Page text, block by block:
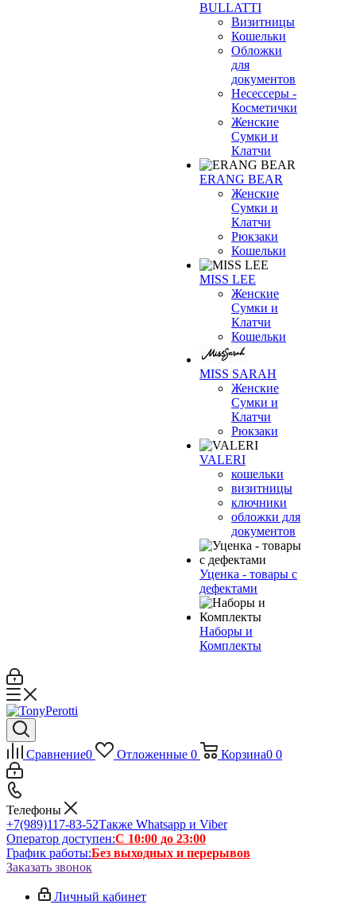
BULLATTI
Визитницы
Кошельки
Обложки
для
документов
Несессеры -
Косметички
Женские
Сумки и
Клатчи
ERANG BEAR
Женские
Сумки и
Клатчи
Рюкзаки
Кошельки
MISS LEE
Женские
Сумки и
Клатчи
Кошельки
MISS SARAH
Женские
Сумки и
Клатчи
Рюкзаки
VALERI
кошельки
визитницы
ключники
обложки для
документов
Уценка - товары с
дефектами
Наборы и
Комплекты
Сравнение0 Отложенные 0 Корзина0 0
Телефоны
+7(989)117-83-52Также Whatsapp и Viber
Оператор доступен:С 10:00 до 23:00
График работы:Без выходных и перерывов
Заказать звонок
Личный кабинет